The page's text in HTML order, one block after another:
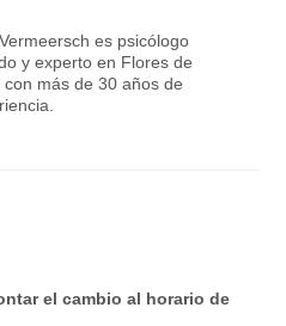
es psicólogo
y experto en Flores de
con más de 30 años de
el cambio al horario de